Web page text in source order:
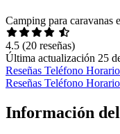
Camping para
4.5 (20 reseñas)
Última actualización 25
Reseñas Teléfono
Reseñas Teléfono
Información